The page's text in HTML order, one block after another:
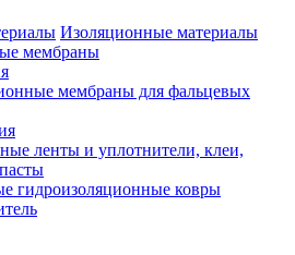
Изоляционные материалы
мембраны
мембраны для фальцевых
ленты и уплотнители, клеи,
гидроизоляционные ковры